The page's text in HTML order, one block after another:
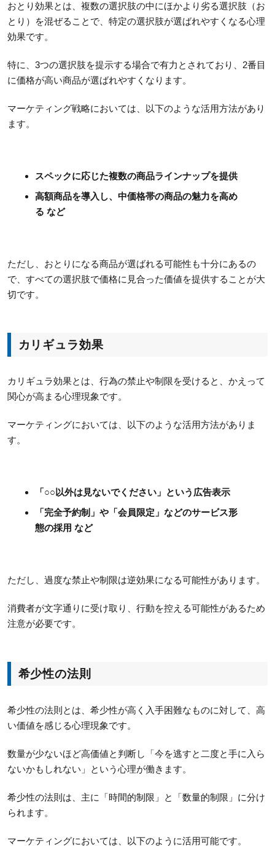
おとり効果とは、複数の選択肢の中にほかより劣る選択肢（お
とり）を混ぜることで、特定の選択肢が選ばれやすくなる心理
効果です。
特に、3つの選択肢を提示する場合で有力とされており、2番目
に価格が高い商品が選ばれやすくなります。
マーケティング戦略においては、以下のような活用方法があり
ます。
スペックに応じた複数の商品ラインナップを提供
高額商品を導入し、中価格帯の商品の魅力を高め
る など
ただし、おとりになる商品が選ばれる可能性も十分にあるの
で、すべての選択肢で価格に見合った価値を提供することが大
切です。
カリギュラ効果
カリギュラ効果とは、行為の禁止や制限を受けると、かえって
関心が高まる心理現象です。
マーケティングにおいては、以下のような活用方法がありま
す。
「○○以外は見ないでください」という広告表示
「完全予約制」や「会員限定」などのサービス形
態の採用 など
ただし、過度な禁止や制限は逆効果になる可能性があります。
消費者が文字通りに受け取り、行動を控える可能性があるため
注意が必要です。
希少性の法則
希少性の法則とは、希少性が高く入手困難なものに対して、高
い価値を感じる心理現象です。
数量が少ないほど高価値と判断し「今を逃すと二度と手に入ら
ないかもしれない」という心理が働きます。
希少性の法則は、主に「時間的制限」と「数量的制限」に分け
られます。
マーケティングにおいては、以下のように活用可能です。